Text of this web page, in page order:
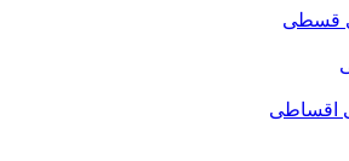
قسطی
اقساطی